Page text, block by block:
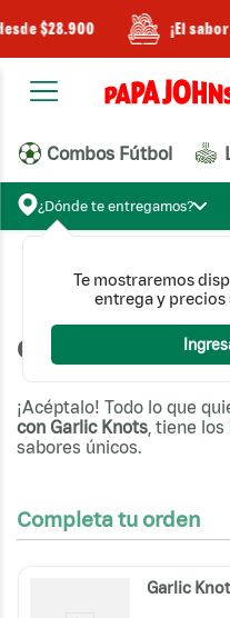
$28.900 ¡El
Combos Fútbol
¿Dónde te entregamos?
Te mostraremos
entrega y precios
Pizzas
Combo #1
¡Acéptalo! Todo lo que
con Garlic Knots , tiene
sabores únicos.
Completa tu orden
Garlic